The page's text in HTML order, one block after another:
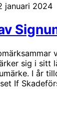
januari 2024
sig i sitt
I år
If